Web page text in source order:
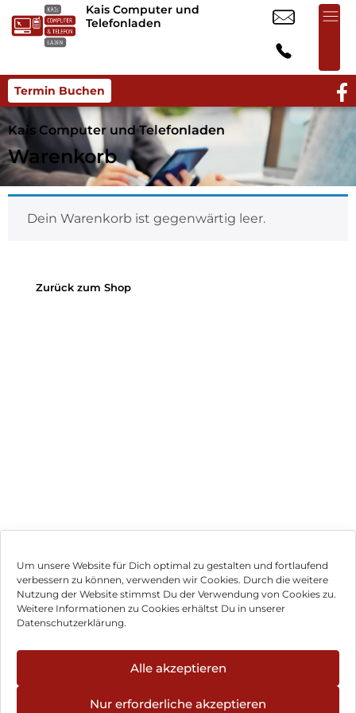
Um unsere Website für Dich optimal zu gestalten und fortlaufend
verbessern zu können, verwenden wir Cookies. Durch die weitere
Nutzung der Website stimmst Du der Verwendung von Cookies zu.
Weitere Informationen zu Cookies erhältst Du in unserer
Datenschutzerklärung.
Alle akzeptieren
Nur erforderliche akzeptieren
Kais Computer und
Telefonladen
Termin Buchen
Kais Computer und Telefonladen
Warenkorb
Dein Warenkorb ist gegenwärtig leer.
Zurück zum Shop
Impressum